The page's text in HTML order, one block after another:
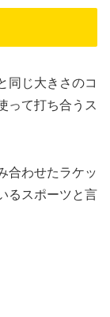
同じ大きさのコ
って打ち合うス
合わせたラケッ
るスポーツと言